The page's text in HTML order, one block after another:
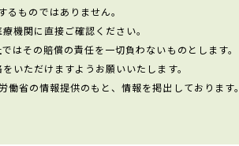
ものではありません。
機関に直接ご確認ください。
はその賠償の責任を一切負わないものとします。
いただけますようお願いいたします。
省の情報提供のもと、情報を掲出しております。